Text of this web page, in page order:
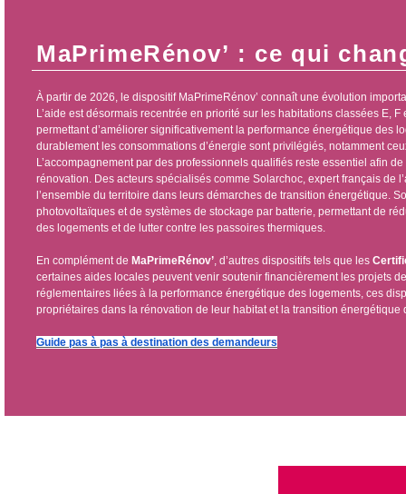
MaPrimeRénov’ : ce qui
À partir de 2026, le dispositif MaPrimeRénov’ connaît une évolution
L’aide est désormais recentrée en priorité sur les habitations classées E,
permettant d’améliorer significativement la performance énergétique des
durablement les consommations d’énergie sont privilégiés, notamment
L’accompagnement par des professionnels qualifiés reste essentiel afin
rénovation. Des acteurs spécialisés comme Solarchoc, expert français de
l’ensemble du territoire dans leurs démarches de transition énergétique.
photovoltaïques et de systèmes de stockage par batterie, permettant de
des logements et de lutter contre les passoires thermiques.
En complément de MaPrimeRénov’, d’autres dispositifs tels que les
certaines aides locales peuvent venir soutenir financièrement les projets
réglementaires liées à la performance énergétique des logements, ces
propriétaires dans la rénovation de leur habitat et la transition énergétique
Guide pas à pas à destination des demandeurs